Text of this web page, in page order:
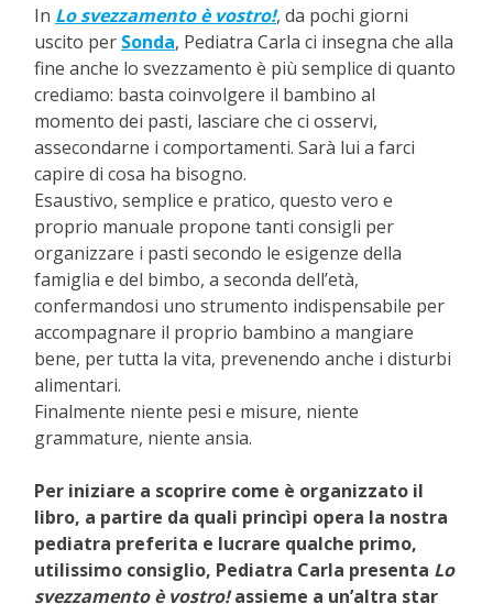
In Lo svezzamento è vostro!, da pochi giorni
uscito per Sonda, Pediatra Carla ci insegna che alla
fine anche lo svezzamento è più semplice di quanto
crediamo: basta coinvolgere il bambino al
momento dei pasti, lasciare che ci osservi,
assecondarne i comportamenti. Sarà lui a farci
capire di cosa ha bisogno.
Esaustivo, semplice e pratico, questo vero e
proprio manuale propone tanti consigli per
organizzare i pasti secondo le esigenze della
famiglia e del bimbo, a seconda dell’età,
confermandosi uno strumento indispensabile per
accompagnare il proprio bambino a mangiare
bene, per tutta la vita, prevenendo anche i disturbi
alimentari.
Finalmente niente pesi e misure, niente
grammature, niente ansia.
Per iniziare a scoprire come è organizzato il
libro, a partire da quali princìpi opera la nostra
pediatra preferita e lucrare qualche primo,
utilissimo consiglio, Pediatra Carla presenta Lo
svezzamento è vostro!assieme a un’altra star